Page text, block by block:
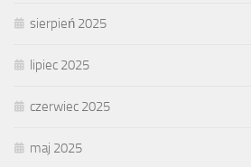
sierpień 2025
lipiec 2025
czerwiec 2025
maj 2025